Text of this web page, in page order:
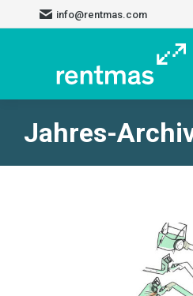
info@rentmas.com
Jahres-